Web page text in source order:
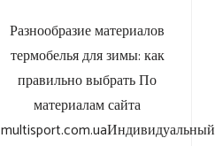
Разнообразие материалов
термобелья для зимы: как
правильно выбрать По
материалам сайта
multisport.com.uaИндивидуальный